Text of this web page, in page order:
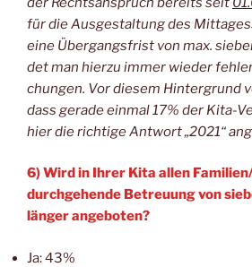
für die Aus­ge­stal­tung des
eine Über­gangs­frist von max.
det man hier­zu immer wie­der
chun­gen. Vor die­sem Hin­ter­grund
dass gera­de ein­mal 17% der Kita-
hier die rich­ti­ge Ant­wort „2021“
6) Wird in Ihrer Kita allen
durch­ge­hen­de Betreu­ung von
län­ger angeboten?
Ja: 43%